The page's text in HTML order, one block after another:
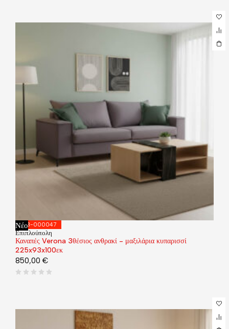
Νέο168-000047
Επιπλούπολη
Καναπές Verona 3θέσιος ανθρακί - μαξιλάρια κυπαρισσί
225x93x100εκ
850,00 €